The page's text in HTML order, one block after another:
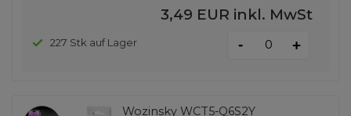
3,49 EUR inkl. MwSt
227 Stk auf Lager - +
Wozinsky WCT5-Q6S2Y